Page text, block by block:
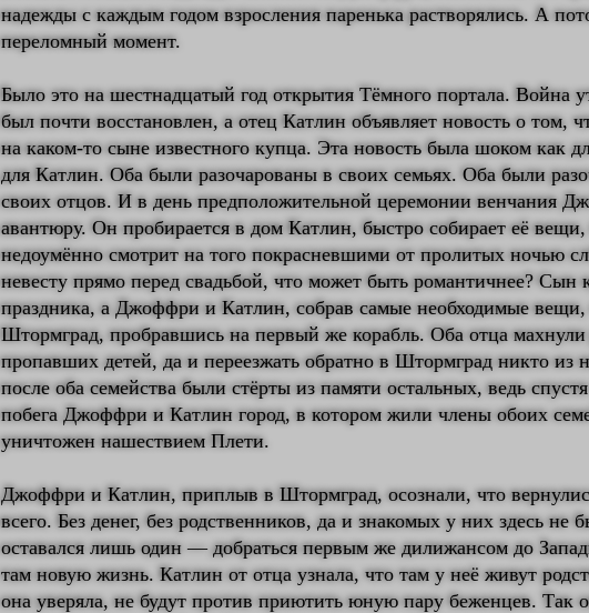
надежды с каждым годом взросления паренька растворялись. А
переломный момент.
Было это на шестнадцатый год открытия Тёмного портала. Война
был почти восстановлен, а отец Катлин объявляет новость о том,
на каком-то сыне известного купца. Эта новость была шоком как
для Катлин. Оба были разочарованы в своих семьях. Оба были
своих отцов. И в день предположительной церемонии венчания
авантюру. Он пробирается в дом Катлин, быстро собирает её
недоумённо смотрит на того покрасневшими от пролитых ночью
невесту прямо перед свадьбой, что может быть романтичнее? Сын
праздника, а Джоффри и Катлин, собрав самые необходимые
Штормград, пробравшись на первый же корабль. Оба отца махнули
пропавших детей, да и переезжать обратно в Штормград никто из
после оба семейства были стёрты из памяти остальных, ведь
побега Джоффри и Катлин город, в котором жили члены обоих
уничтожен нашествием Плети.
Джоффри и Катлин, приплыв в Штормград, осознали, что
всего. Без денег, без родственников, да и знакомых у них здесь не
оставался лишь один — добраться первым же дилижансом до
там новую жизнь. Катлин от отца узнала, что там у неё живут
она уверяла, не будут против приютить юную пару беженцев. Так